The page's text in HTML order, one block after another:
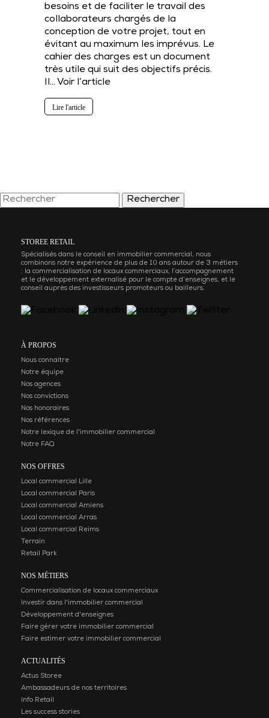
besoins et de faciliter le travail des
collaborateurs chargés de la
conception de votre projet, tout en
évitant au maximum les imprévus. Le
cahier des charges est un document
très utile qui suit des objectifs précis.
Il… Voir l’article
Lire l'article
Rechercher
STOREE RETAIL
Spécialisés dans le conseil en immobilier commercial, nous
combinons notre expérience de plus de 10 ans autour de 3 métiers
: la commercialisation de locaux commerciaux, l’accompagnement
et le développement externalisé pour le compte d’enseignes, et le
conseil auprès des investisseurs promoteurs ou bailleurs.
À PROPOS
Nous connaitre
Notre équipe
Nos agences
Nos convictions
Nos honoraires
Nos références
Notre lexique de l'immobilier commercial
Notre FAQ
NOS OFFRES
Local commercial Lille
Local commercial Paris
Local commercial Amiens
Local commercial Arras
Local commercial Reims
Terrain
Retail Park
NOS MÉTIERS
Commercialisation de locaux commerciaux
Investir dans l'immobilier commercial
Développement d'enseignes
Faire gérer votre immobilier commercial
Faire estimer votre immobilier commercial
ACTUALITÉS
Actus Storee
Ambassadeurs de nos territoires
Info Retail
Les success stories